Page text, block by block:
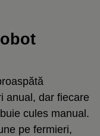
anual, dar fiecare
cules manual.
pe fermieri,